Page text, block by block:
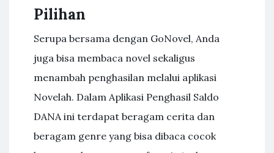
Pilihan
Serupa bersama dengan GoNovel, Anda
juga bisa membaca novel sekaligus
menambah penghasilan melalui aplikasi
Novelah. Dalam Aplikasi Penghasil Saldo
DANA ini terdapat beragam cerita dan
beragam genre yang bisa dibaca cocok